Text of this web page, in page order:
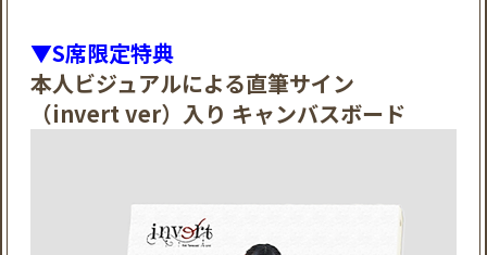
▼S席限定特典
本人ビジュアルによる直筆サイン
（invert ver）入り キャンバスボード